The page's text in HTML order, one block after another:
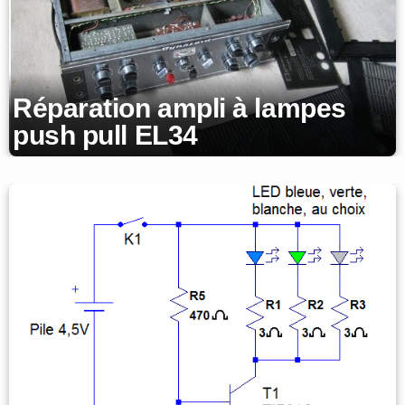
Réparation ampli à lampes
push pull EL34